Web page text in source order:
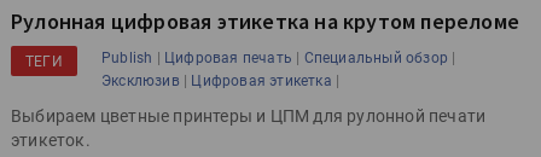
Рулонная цифровая этикетка на крутом переломе
ТЕГИ Publish | Цифровая печать | Специальный обзор |
Эксклюзив | Цифровая этикетка |
Выбираем цветные принтеры и ЦПМ для рулонной печати
этикеток.